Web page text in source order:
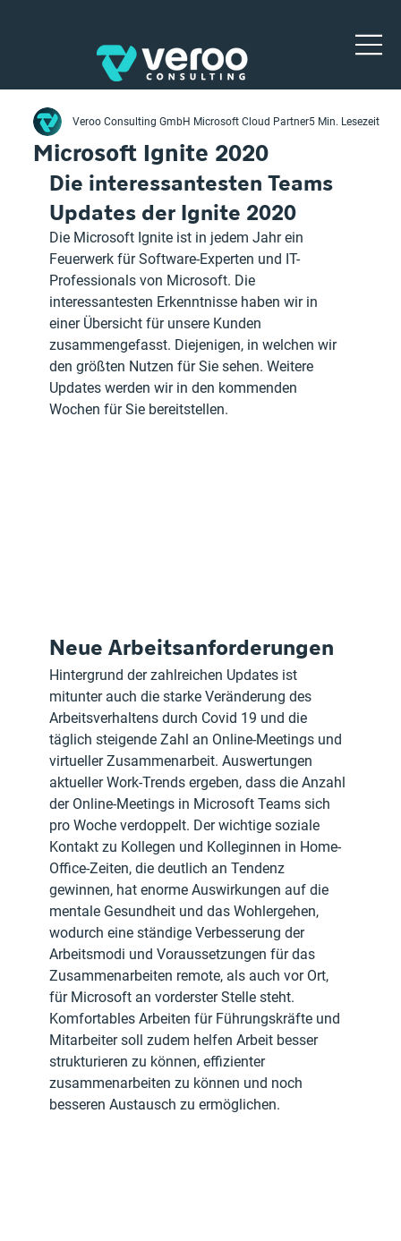
Microsoft Ignite 2020
Veroo Consulting GmbH Microsoft Cloud Partner5 Min. Lesezeit
Die interessantesten Teams
Updates der Ignite 2020
Die Microsoft Ignite ist in jedem Jahr ein
Feuerwerk für Software-Experten und IT-
Professionals von Microsoft. Die
interessantesten Erkenntnisse haben wir in
einer Übersicht für unsere Kunden
zusammengefasst. Diejenigen, in welchen wir
den größten Nutzen für Sie sehen. Weitere
Updates werden wir in den kommenden
Wochen für Sie bereitstellen.
Neue Arbeitsanforderungen
Hintergrund der zahlreichen Updates ist
mitunter auch die starke Veränderung des
Arbeitsverhaltens durch Covid 19 und die
täglich steigende Zahl an Online-Meetings und
virtueller Zusammenarbeit. Auswertungen
aktueller Work-Trends ergeben, dass die Anzahl
der Online-Meetings in Microsoft Teams sich
pro Woche verdoppelt. Der wichtige soziale
Kontakt zu Kollegen und Kolleginnen in Home-
Office-Zeiten, die deutlich an Tendenz
gewinnen, hat enorme Auswirkungen auf die
mentale Gesundheit und das Wohlergehen,
wodurch eine ständige Verbesserung der
Arbeitsmodi und Voraussetzungen für das
Zusammenarbeiten remote, als auch vor Ort,
für Microsoft an vorderster Stelle steht.
Komfortables Arbeiten für Führungskräfte und
Mitarbeiter soll zudem helfen Arbeit besser
strukturieren zu können, effizienter
zusammenarbeiten zu können und noch
besseren Austausch zu ermöglichen.